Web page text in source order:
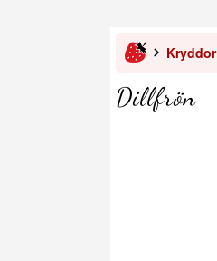
Kryddor
Dillfrön